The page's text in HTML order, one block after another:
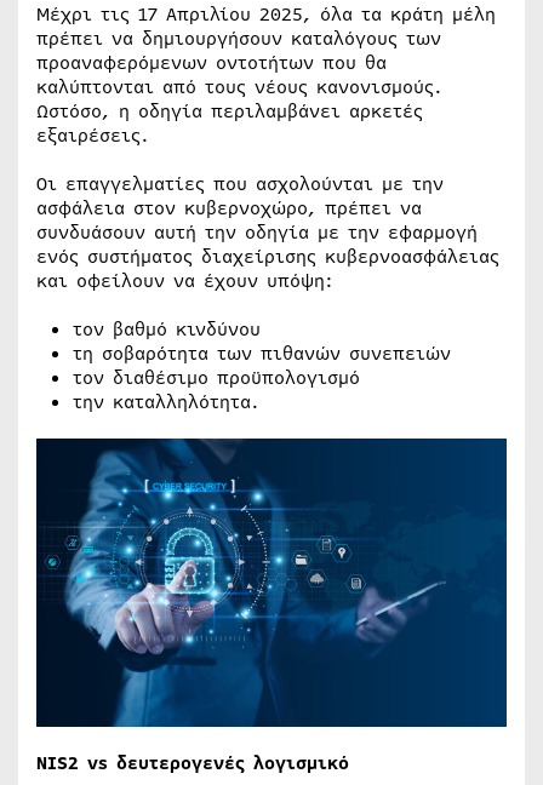
Μέχρι τις 17 Απριλίου 2025, όλα τα κράτη μέλη
πρέπει να δημιουργήσουν καταλόγους των
προαναφερόμενων οντοτήτων που θα
καλύπτονται από τους νέους κανονισμούς.
Ωστόσο, η οδηγία περιλαμβάνει αρκετές
εξαιρέσεις.
Οι επαγγελματίες που ασχολούνται με την
ασφάλεια στον κυβερνοχώρο, πρέπει να
συνδυάσουν αυτή την οδηγία με την εφαρμογή
ενός συστήματος διαχείρισης κυβερνοασφάλειας
και οφείλουν να έχουν υπόψη:
τον βαθμό κινδύνου
τη σοβαρότητα των πιθανών συνεπειών
τον διαθέσιμο προϋπολογισμό
την καταλληλότητα.
NIS2 vs δευτερογενές λογισμικό